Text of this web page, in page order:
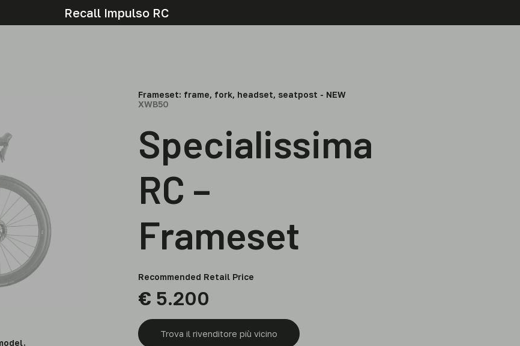
Recall Impulso RC
Frameset: frame, fork, headset, seatpost - NEW
XWB50
Specialissima
RC –
Frameset
Recommended Retail Price
€ 5.200
Trova il rivenditore più vicino